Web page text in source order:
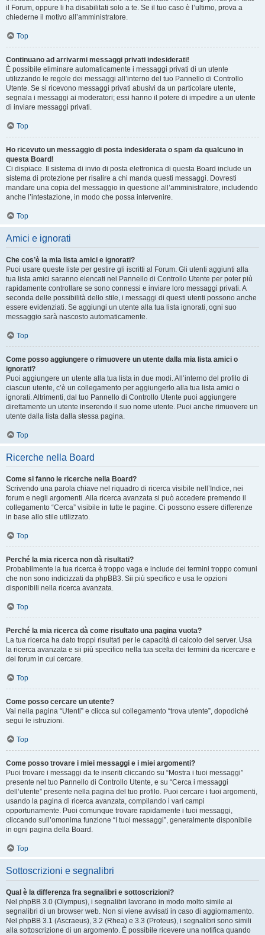
il Forum, oppure li ha disabilitati solo a te. Se il tuo caso è l’ultimo, prova a
chiederne il motivo all’amministratore.
Top
Continuano ad arrivarmi messaggi privati indesiderati!
È possibile eliminare automaticamente i messaggi privati ​​di un utente
utilizzando le regole dei messaggi all’interno del tuo Pannello di Controllo
Utente. Se si ricevono messaggi privati ​​abusivi da un particolare utente,
segnala i messaggi ai moderatori; essi hanno il potere di impedire a un utente
di inviare messaggi privati​​.
Top
Ho ricevuto un messaggio di posta indesiderata o spam da qualcuno in
questa Board!
Ci dispiace. Il sistema di invio di posta elettronica di questa Board include un
sistema di protezione per risalire a chi manda questi messaggi. Dovresti
mandare una copia del messaggio in questione all’amministratore, includendo
anche l’intestazione, in modo che possa intervenire.
Top
Amici e ignorati
Che cos’è la mia lista amici e ignorati?
Puoi usare queste liste per gestire gli iscritti al Forum. Gli utenti aggiunti alla
tua lista amici saranno elencati nel Pannello di Controllo Utente per poter più
rapidamente controllare se sono connessi e inviare loro messaggi privati. A
seconda delle possibilità dello stile, i messaggi di questi utenti possono anche
essere evidenziati. Se aggiungi un utente alla tua lista ignorati, ogni suo
messaggio sarà nascosto automaticamente.
Top
Come posso aggiungere o rimuovere un utente dalla mia lista amici o
ignorati?
Puoi aggiungere un utente alla tua lista in due modi. All’interno del profilo di
ciascun utente, c’è un collegamento per aggiungerlo alla tua lista amici o
ignorati. Altrimenti, dal tuo Pannello di Controllo Utente puoi aggiungere
direttamente un utente inserendo il suo nome utente. Puoi anche rimuovere un
utente dalla lista dalla stessa pagina.
Top
Ricerche nella Board
Come si fanno le ricerche nella Board?
Scrivendo una parola chiave nel riquadro di ricerca visibile nell’Indice, nei
forum e negli argomenti. Alla ricerca avanzata si può accedere premendo il
collegamento “Cerca” visibile in tutte le pagine. Ci possono essere differenze
in base allo stile utilizzato.
Top
Perché la mia ricerca non dà risultati?
Probabilmente la tua ricerca è troppo vaga e include dei termini troppo comuni
che non sono indicizzati da phpBB3. Sii più specifico e usa le opzioni
disponibili nella ricerca avanzata.
Top
Perché la mia ricerca dà come risultato una pagina vuota?
La tua ricerca ha dato troppi risultati per le capacità di calcolo del server. Usa
la ricerca avanzata e sii più specifico nella tua scelta dei termini da ricercare e
dei forum in cui cercare.
Top
Come posso cercare un utente?
Vai nella pagina “Utenti” e clicca sul collegamento “trova utente”, dopodiché
segui le istruzioni.
Top
Come posso trovare i miei messaggi e i miei argomenti?
Puoi trovare i messaggi da te inseriti cliccando su “Mostra i tuoi messaggi”
presente nel tuo Pannello di Controllo Utente, e su “Cerca i messaggi
dell’utente” presente nella pagina del tuo profilo. Puoi cercare i tuoi argomenti,
usando la pagina di ricerca avanzata, compilando i vari campi
opportunamente. Puoi comunque trovare rapidamente i tuoi messaggi,
cliccando sull’omonima funzione “I tuoi messaggi”, generalmente disponibile
in ogni pagina della Board.
Top
Sottoscrizioni e segnalibri
Qual è la differenza fra segnalibri e sottoscrizioni?
Nel phpBB 3.0 (Olympus), i segnalibri lavorano in modo molto simile ai
segnalibri di un browser web. Non si viene avvisati in caso di aggiornamento.
Nel phpBB 3.1 (Ascraeus), 3.2 (Rhea) e 3.3 (Proteus), i segnalibri sono simili
alla sottoscrizione di un argomento. È possibile ricevere una notifica quando